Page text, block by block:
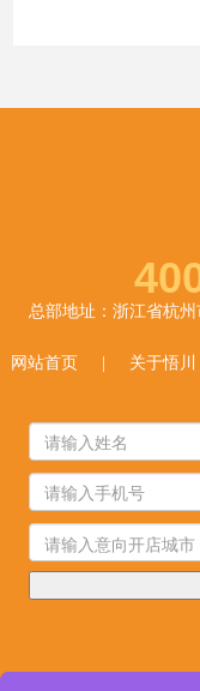
总部地址：浙江省杭
网站首页| 关于悟川